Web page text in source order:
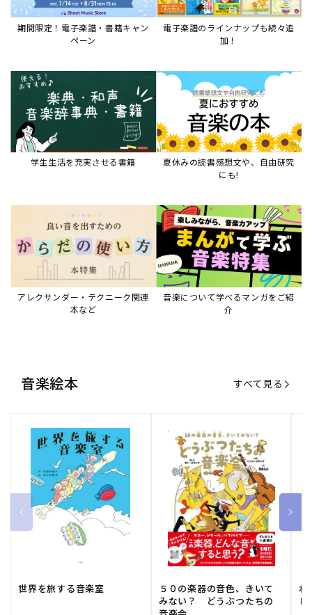
期間限定！電子楽譜・書籍キャン
ペーン
電子楽譜のラインナップも続々追
加！
学生生活を充実させる書籍
夏休みの読書感想文や、自由研究
にも!
アレクサンダー・テクニーク関連
本など
音楽について学べるマンガをご紹
介
音楽絵本 すべて見る
世界を旅する音楽室
５０の楽器の音色、きいて
みない？ どうぶつたちの
ね